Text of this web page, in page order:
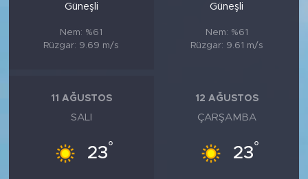
Güneşli
Nem: %61
Rüzgar: 9.69 m/s
Güneşli
Nem: %61
Rüzgar: 9.61 m/s
11 AĞUSTOS
SALI
23°
12 AĞUSTOS
ÇARŞAMBA
23°